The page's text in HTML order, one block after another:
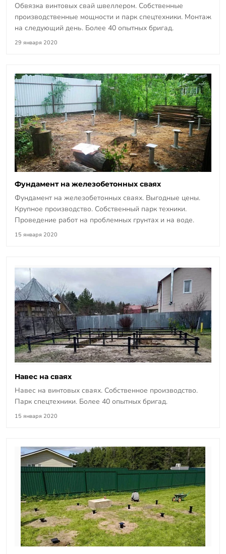
Обвязка винтовых свай швеллером. Собственные
производственные мощности и парк спецтехники. Монтаж
на следующий день. Более 40 опытных бригад.
29 января 2020
Фундамент на железобетонных сваях
Фундамент на железобетонных сваях. Выгодные цены.
Крупное производство. Собственный парк техники.
Проведение работ на проблемных грунтах и на воде.
15 января 2020
Навес на сваях
Навес на винтовых сваях. Собственное производство.
Парк спецтехники. Более 40 опытных бригад.
15 января 2020